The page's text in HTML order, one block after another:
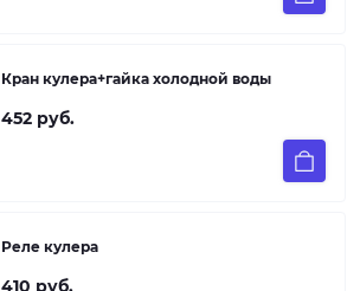
Кран кулера+гайка холодной воды
452 руб.
Реле кулера
410 руб.